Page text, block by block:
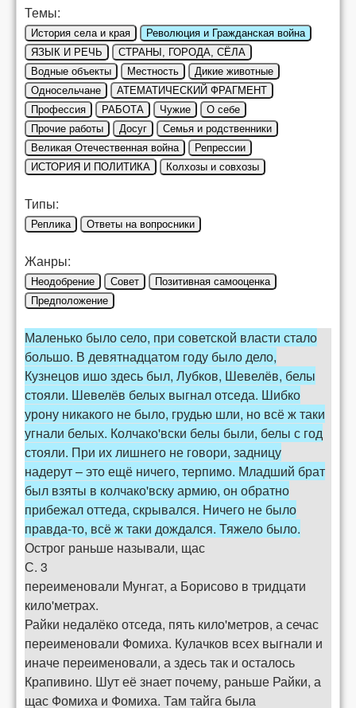
Темы:
История села и края
Революция и Гражданская война
ЯЗЫК И РЕЧЬ
СТРАНЫ, ГОРОДА, СЁЛА
Водные объекты
Местность
Дикие животные
Односельчане
АТЕМАТИЧЕСКИЙ ФРАГМЕНТ
Профессия
РАБОТА Чужие
О себе
Прочие работы
Досуг
Семья и родственники
Великая Отечественная война
Репрессии
ИСТОРИЯ И ПОЛИТИКА
Колхозы и совхозы
Типы:
Реплика Ответы на вопросники
Жанры:
Неодобрение Совет
Позитивная самооценка
Предположение
Маленько было село, при советской власти стало
большо. В девятнадцатом году было дело,
Кузнецов ишо здесь был, Лубков, Шевелёв, белы
стояли. Шевелёв белых выгнал отседа. Шибко
урону никакого не было, грудью шли, но всё ж таки
угнали белых. Колчако'вски белы были, белы с год
стояли. При их лишнего не говори, задницу
надерут – это ещё ничего, терпимо. Младший брат
был взяты в колчако'вску армию, он обратно
прибежал оттеда, скрывался. Ничего не было
правда-то, всё ж таки дождался. Тяжело было.
Острог раньше называли, щас
С. 3
переименовали Мунгат, а Борисово в тридцати
кило'метрах.
Райки недалёко отседа, пять кило'метров, а сечас
переименовали Фомиха. Кулачков всех выгнали и
иначе переименовали, а здесь так и осталось
Крапивино. Шут её знает почему, раньше Райки, а
щас Фомиха и Фомиха. Там тайга была